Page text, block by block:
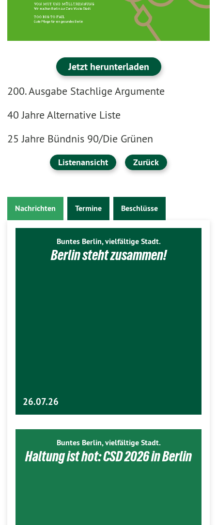
Jetzt herunterladen
200. Ausgabe Stachlige Argumente
40 Jahre Alternative Liste
25 Jahre Bündnis 90/Die Grünen
Listenansicht Zurück
Nachrichten Termine Beschlüsse
Buntes Berlin, vielfältige Stadt.
Berlin steht zusammen!
26.07.26
Buntes Berlin, vielfältige Stadt.
Haltung ist hot: CSD 2026 in Berlin